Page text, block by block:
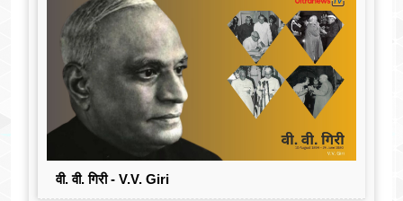
वी. वी. गिरी - V.V. Giri